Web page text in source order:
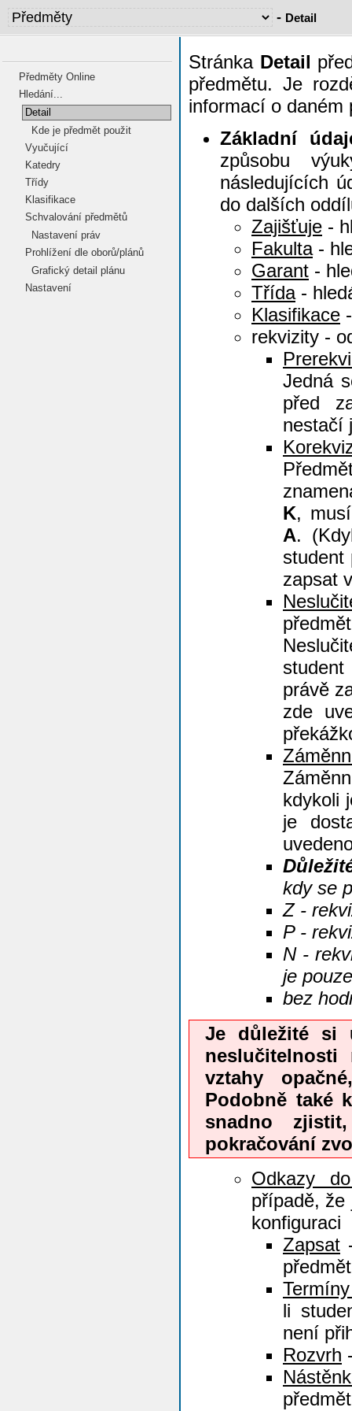
- Detail
Předměty Online
Hledání...
Detail
Kde je předmět použit
Vyučující
Katedry
Třídy
Klasifikace
Schvalování předmětů
Nastavení práv
Prohlížení dle oborů/plánů
Grafický detail plánu
Nastavení
Stránka Detail
předmětu. Je
informací o daném
Základní
způsobu
následujících
do dalších
Zajišťuje -
Fakulta-
Garant -
Třída-
Klasifikace
rekvizity -
Jedná
před
nestačí
K,
A.
student
zapsat
právě
zde
kdykoli
je
kdy se
Z -
P -
N -
je
bez
Je důležité si
vztahy
Podobně také
snadno
pokračování
Odkazy
případě, že
konfiguraci
Zapsat
li
není
Rozvrh